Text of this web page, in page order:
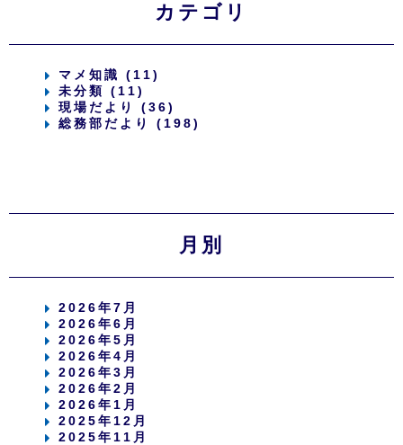
カテゴリ
マメ知識 (11)
未分類 (11)
現場だより (36)
総務部だより (198)
月別
2026年7月
2026年6月
2026年5月
2026年4月
2026年3月
2026年2月
2026年1月
2025年12月
2025年11月